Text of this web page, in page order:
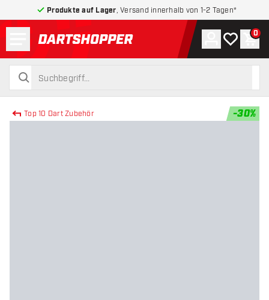
Produkte auf Lager , Versand innerhalb von 1-2 Tagen*
zurück zur Startseite
suchen
suchen
Konto
Meine 0
Top 10 Dart Zubehör -30%